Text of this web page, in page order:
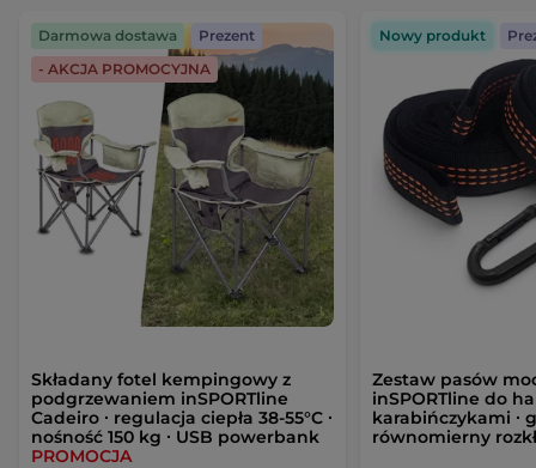
Składany fotel kempingowy z
podgrzewaniem inSPORTline
Cadeiro ∙ regulacja ciepła 38-55°C ∙
nośność 150 kg ∙ USB powerbank
PROMOCJA
Darmowa dostawa
Prezent
- AKCJA PROMOCYJNA
Zestaw pasów
inSPORTline do
karabińczykami ∙
równomierny
Nowy produkt